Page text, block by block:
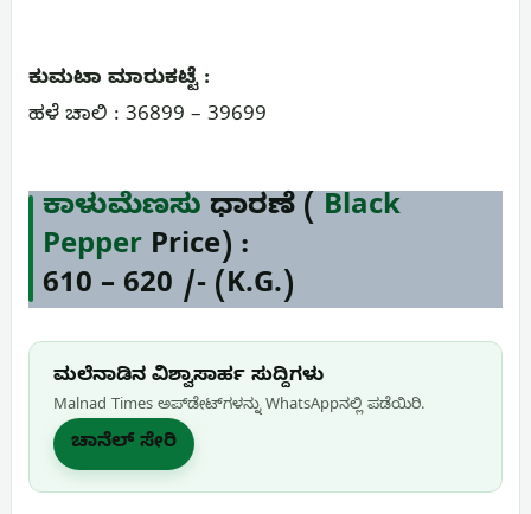
ಕುಮಟಾ ಮಾರುಕಟ್ಟೆ :
ಹಳೆ ಚಾಲಿ : 36899 – 39699
ಕಾಳುಮೆಣಸು ಧಾರಣೆ ( Black
Pepper Price) :
610 – 620 /- (K.G.)
ಮಲೆನಾಡಿನ ವಿಶ್ವಾಸಾರ್ಹ ಸುದ್ದಿಗಳು
Malnad Times ಅಪ್‌ಡೇಟ್‌ಗಳನ್ನು WhatsApp‌ನಲ್ಲಿ ಪಡೆಯಿರಿ.
ಚಾನೆಲ್ ಸೇರಿ